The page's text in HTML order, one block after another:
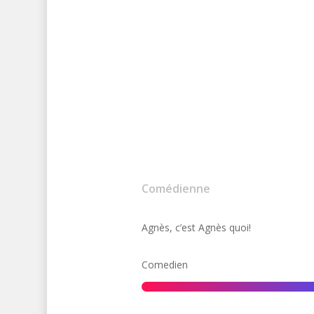
Comédienne
Agnès, c’est Agnès quoi!
Comedien